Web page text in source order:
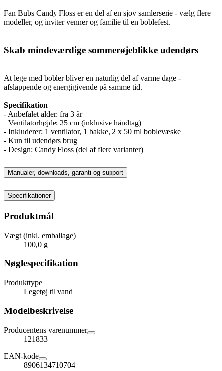
Fan Bubs Candy Floss er en del af en sjov samlerserie - vælg flere
modeller, og inviter venner og familie til en boblefest.
Skab mindeværdige sommerøjeblikke udendørs
At lege med bobler bliver en naturlig del af varme dage -
afslappende og energigivende på samme tid.
Specifikation
- Anbefalet alder: fra 3 år
- Ventilatorhøjde: 25 cm (inklusive håndtag)
- Inkluderer: 1 ventilator, 1 bakke, 2 x 50 ml boblevæske
- Kun til udendørs brug
- Design: Candy Floss (del af flere varianter)
Manualer, downloads, garanti og support
Specifikationer
Produktmål
Vægt (inkl. emballage)
100,0 g
Nøglespecifikation
Produkttype
Legetøj til vand
Modelbeskrivelse
Producentens varenummer
121833
EAN-kode
8906134710704